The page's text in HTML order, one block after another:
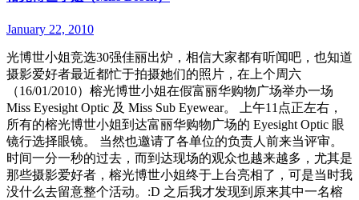
January 22, 2010
光博世小姐竞选30强佳丽出炉，相信大家都有听闻吧，也知道
摄影爱好者最近都忙于拍摄她们的照片，在上个周六
（16/01/2010）榕光博世小姐在假富丽华购物广场举办一场
Miss Eyesight Optic 及 Miss Sub Eyewear。 上午11点正左右，
所有的榕光博世小姐到达富丽华购物广场的 Eyesight Optic 眼
镜行选择眼镜。 当然也邀请了各单位的负责人前来当评审。
时间一分一秒的过去，而到达现场的观众也越来越多，尤其是
那些摄影爱好者，榕光博世小姐终于上台亮相了，可是当时我
没什么去留意整个活动。:D 之后我才发现到原来其中一名榕